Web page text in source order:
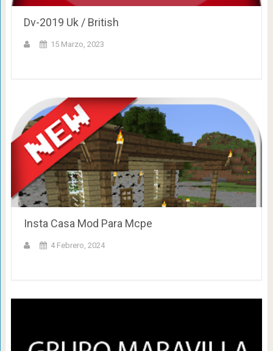
Dv-2019 Uk / British
15 Marzo, 2023
Insta Casa Mod Para Mcpe
4 Febrero, 2024